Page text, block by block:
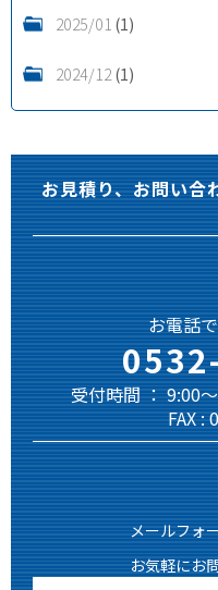
2025/01(1)
2024/12(1)
お見積り、お問い合
お電話
受付時間 ： 9:00
FAX :
メールフォ
お気軽にお